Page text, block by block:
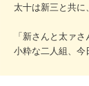
太十は新三と共
「新さんと太ァ
小粋な二人組、今